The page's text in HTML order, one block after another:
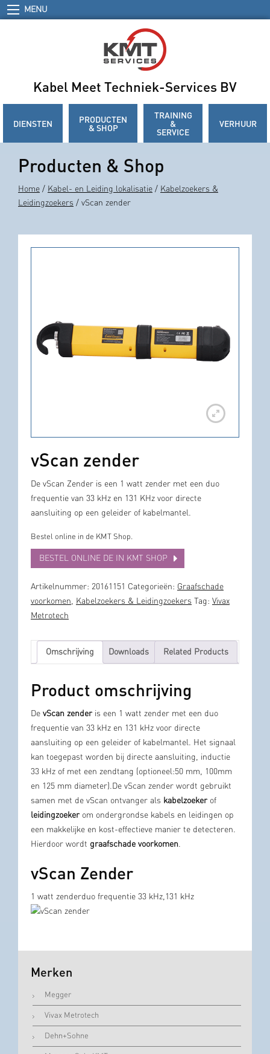
MENU
Kabel Meet Techniek-Services BV
DIENSTEN PRODUCTEN
& SHOP
TRAINING
&
SERVICE
VERHUUR
Producten & Shop
Home / Kabel- en Leiding lokalisatie / Kabelzoekers &
Leidingzoekers / vScan zender
vScan zender
De vScan Zender is een 1 watt zender met een duo
frequentie van 33 kHz en 131 KHz voor directe
aansluiting op een geleider of kabelmantel.
Bestel online in de KMT Shop.
BESTEL ONLINE DE IN KMT SHOP
Artikelnummer: 20161151 Categorieën: Graafschade
voorkomen, Kabelzoekers & Leidingzoekers Tag: Vivax
Metrotech
Omschrijving Downloads Related Products
Product omschrijving
De vScan zenderis een 1 watt zender met een duo
frequentie van 33 kHz en 131 kHz voor directe
aansluiting op een geleider of kabelmantel. Het signaal
kan toegepast worden bij directe aansluiting, inductie
33 kHz of met een zendtang (optioneel:50 mm, 100mm
en 125 mm diameter).De vScan zender wordt gebruikt
samen met de vScan ontvanger als kabelzoekerof
leidingzoekerom ondergrondse kabels en leidingen op
een makkelijke en kost-effectieve manier te detecteren.
Hierdoor wordt graafschade voorkomen
vScan Zender
1 watt zenderduo frequentie 33 kHz,131 kHz
Merken
Megger
Vivax Metrotech
Dehn+Sohne